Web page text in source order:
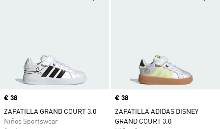
Precio
€ 38
ZAPATILLA GRAND COURT 3.0
Niños Sportswear
Precio
€ 38
ZAPATILLA ADIDAS DISNEY
GRAND COURT 3.0